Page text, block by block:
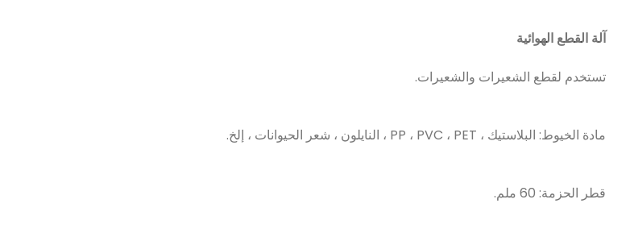
آلة القطع الهوائية
تستخدم لقطع الشعيرات والشعيرات.
مادة الخيوط: البلاستيك ، PP ، PVC ، PET ، النايلون ، شعر الحيوانات ، إلخ.
قطر الحزمة: 60 ملم.